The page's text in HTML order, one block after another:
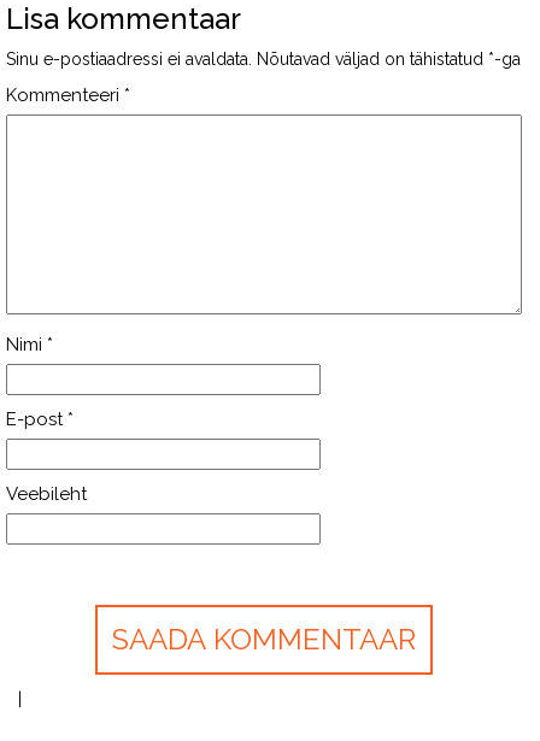
Lisa kommentaar
Sinu e-postiaadressi ei avaldata. Nõutavad väljad on tähistatud *-ga
Kommenteeri *
Nimi *
E-post *
Veebileht